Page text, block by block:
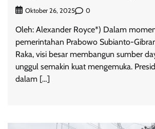
Oktober 26, 2025 0
Oleh: Alexander Royce*) Dalam
pemerintahan Prabowo Subianto-
Raka, visi besar membangun sumber
unggul semakin kuat mengemuka.
dalam […]